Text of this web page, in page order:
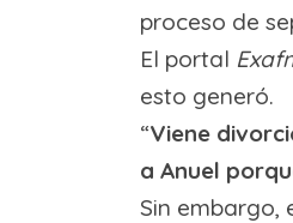
proceso de
El portal
esto generó.
“Viene
a Anuel
Sin embargo,